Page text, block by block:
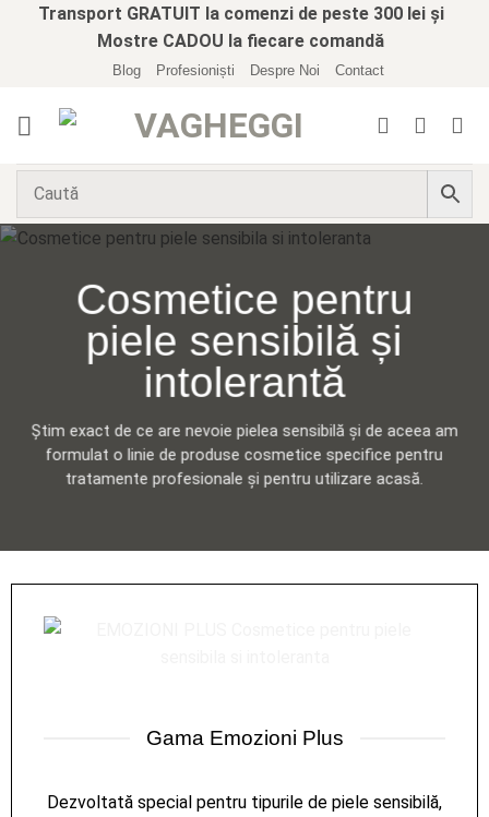
Transport GRATUIT la comenzi de peste 300 lei și
Mostre CADOU la fiecare comandă
Blog Profesioniști Despre Noi Contact
Cosmetice pentru
piele sensibilă și
intolerantă
Știm exact de ce are nevoie pielea sensibilă și de aceea am
formulat o linie de produse cosmetice specifice pentru
tratamente profesionale și pentru utilizare acasă.
Gama Emozioni Plus
Dezvoltată special pentru tipurile de piele sensibilă,